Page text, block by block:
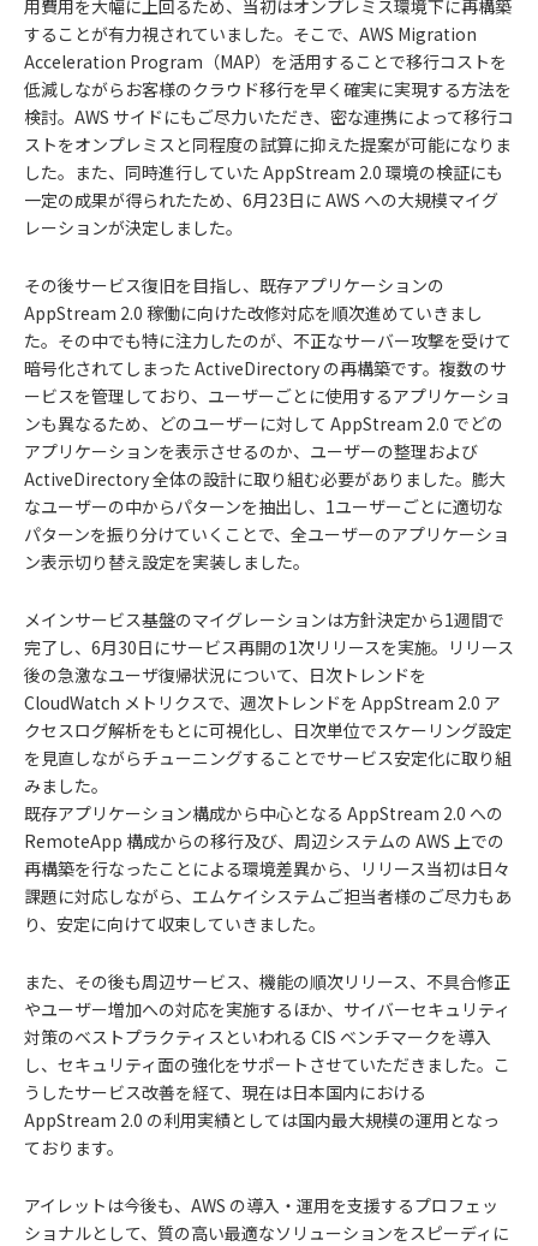
用費用を大幅に上回るため、当初はオンプレミス環境下に再構築
することが有力視されていました。そこで、AWS Migration
Acceleration Program（MAP）を活用することで移行コストを
低減しながらお客様のクラウド移行を早く確実に実現する方法を
検討。AWS サイドにもご尽力いただき、密な連携によって移行コ
ストをオンプレミスと同程度の試算に抑えた提案が可能になりま
した。また、同時進行していた AppStream 2.0 環境の検証にも
一定の成果が得られたため、6月23日に AWS への大規模マイグ
レーションが決定しました。
その後サービス復旧を目指し、既存アプリケーションの
AppStream 2.0 稼働に向けた改修対応を順次進めていきまし
た。その中でも特に注力したのが、不正なサーバー攻撃を受けて
暗号化されてしまった ActiveDirectory の再構築です。複数のサ
ービスを管理しており、ユーザーごとに使用するアプリケーショ
ンも異なるため、どのユーザーに対して AppStream 2.0 でどの
アプリケーションを表示させるのか、ユーザーの整理および
ActiveDirectory 全体の設計に取り組む必要がありました。膨大
なユーザーの中からパターンを抽出し、1ユーザーごとに適切な
パターンを振り分けていくことで、全ユーザーのアプリケーショ
ン表示切り替え設定を実装しました。
メインサービス基盤のマイグレーションは方針決定から1週間で
完了し、6月30日にサービス再開の1次リリースを実施。リリース
後の急激なユーザ復帰状況について、日次トレンドを
CloudWatch メトリクスで、週次トレンドを AppStream 2.0 ア
クセスログ解析をもとに可視化し、日次単位でスケーリング設定
を見直しながらチューニングすることでサービス安定化に取り組
みました。
既存アプリケーション構成から中心となる AppStream 2.0 への
RemoteApp 構成からの移行及び、周辺システムの AWS 上での
再構築を行なったことによる環境差異から、リリース当初は日々
課題に対応しながら、エムケイシステムご担当者様のご尽力もあ
り、安定に向けて収束していきました。
また、その後も周辺サービス、機能の順次リリース、不具合修正
やユーザー増加への対応を実施するほか、サイバーセキュリティ
対策のベストプラクティスといわれる CIS ベンチマークを導入
し、セキュリティ面の強化をサポートさせていただきました。こ
うしたサービス改善を経て、現在は日本国内における
AppStream 2.0 の利用実績としては国内最大規模の運用となっ
ております。
アイレットは今後も、AWS の導入・運用を支援するプロフェッ
ショナルとして、質の高い最適なソリューションをスピーディに